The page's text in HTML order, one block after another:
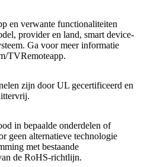
en verwante functionaliteiten
provider en land, smart device-
Ga voor meer informatie
TVRemoteapp.
zijn door UL gecertificeerd en
in bepaalde onderdelen of
geen alternatieve technologie
met bestaande
de RoHS-richtlijn.